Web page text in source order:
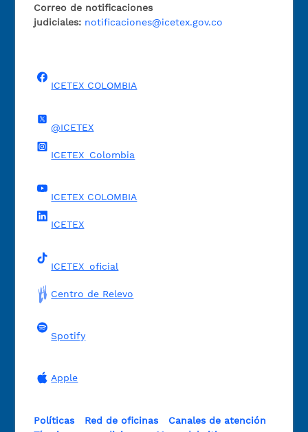
Correo de notificaciones
judiciales: notificaciones@icetex.gov.co
ICETEX COLOMBIA
@ICETEX
ICETEX_Colombia
ICETEX COLOMBIA
ICETEX
ICETEX_oficial
Centro de Relevo
Spotify
Apple
Políticas Red de oficinas
Canales de atención